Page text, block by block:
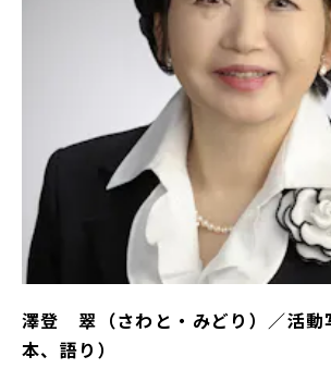
澤登 翠（さわと・みどり）／活動
本、語り）